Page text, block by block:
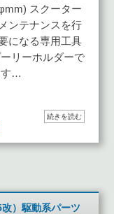
スクーター
ンテナンスを行
になる専用工具
リーホルダーで
す…
続きを読む
）駆動系パーツ